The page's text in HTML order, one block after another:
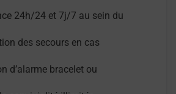
24h/24 et 7j/7 au sein du
des secours en cas
d’alarme bracelet ou